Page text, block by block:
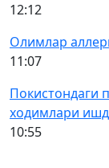
12:12
Олимлар
11:07
Покистондаги
ходимлари
10:55